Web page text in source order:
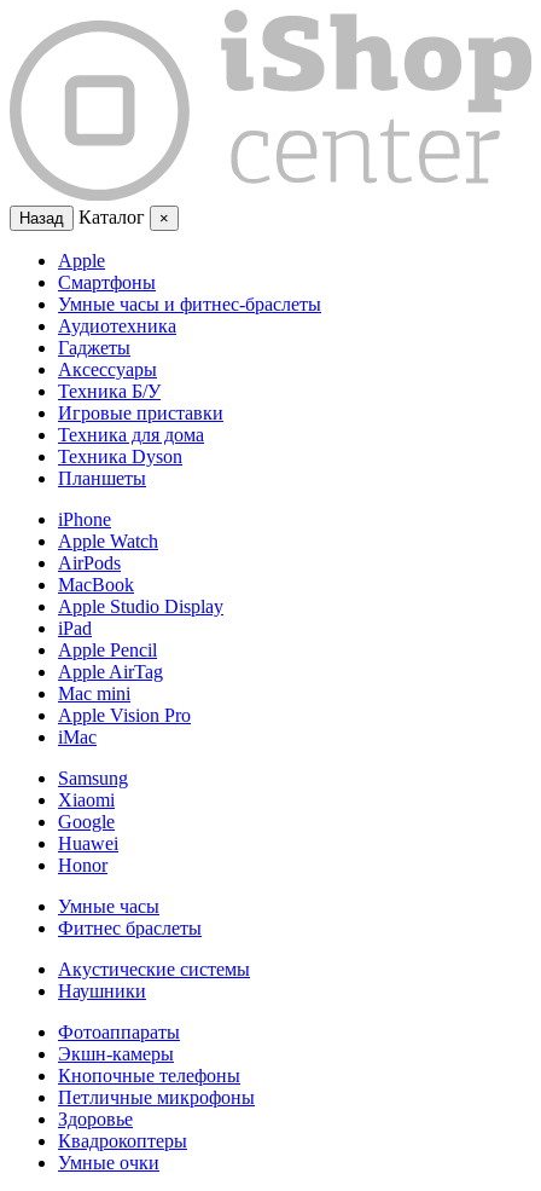
Назад Каталог ×
Apple
Смартфоны
Умные часы и фитнес-браслеты
Аудиотехника
Гаджеты
Аксессуары
Техника Б/У
Игровые приставки
Техника для дома
Техника Dyson
Планшеты
iPhone
Apple Watch
AirPods
MacBook
Apple Studio Display
iPad
Apple Pencil
Apple AirTag
Mac mini
Apple Vision Pro
iMac
Samsung
Xiaomi
Google
Huawei
Honor
Умные часы
Фитнес браслеты
Акустические системы
Наушники
Фотоаппараты
Экшн-камеры
Кнопочные телефоны
Петличные микрофоны
Здоровье
Квадрокоптеры
Умные очки